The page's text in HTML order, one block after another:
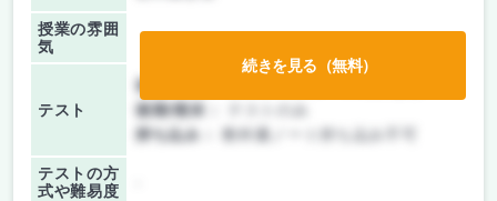
授業の雰囲
気
テスト
前期/中間：
後期/期末：
持ち込み：
教科書ノート持ち込み不可
テストの方
式や難易度
続きを見る（無料）